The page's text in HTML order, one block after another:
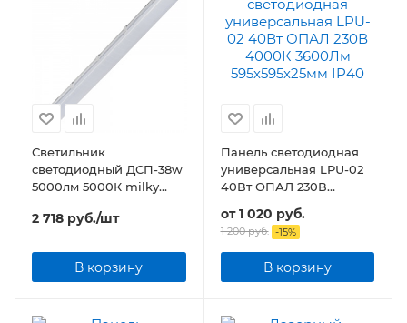
Светильник
светодиодный ДСП-38w
5000лм 5000К milky
2 718 руб./шт
В корзину
Панель светодиодная
универсальная LPU-02
40Вт ОПАЛ 230В
IP40
от1 020 руб.
1 200 руб. -15%
В корзину